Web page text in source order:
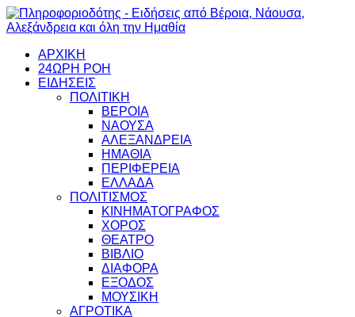
ΑΡΧΙΚΗ
24ΩΡΗ ΡΟΗ
ΕΙΔΗΣΕΙΣ
ΠΟΛΙΤΙΚΗ
ΒΕΡΟΙΑ
ΝΑΟΥΣΑ
ΑΛΕΞΑΝΔΡΕΙΑ
ΗΜΑΘΙΑ
ΠΕΡΙΦΕΡΕΙΑ
ΕΛΛΑΔΑ
ΠΟΛΙΤΙΣΜΟΣ
ΚΙΝΗΜΑΤΟΓΡΑΦΟΣ
ΧΟΡΟΣ
ΘΕΑΤΡΟ
ΒΙΒΛΙΟ
ΔΙΑΦΟΡΑ
ΕΞΟΔΟΣ
ΜΟΥΣΙΚΗ
ΑΓΡΟΤΙΚΑ